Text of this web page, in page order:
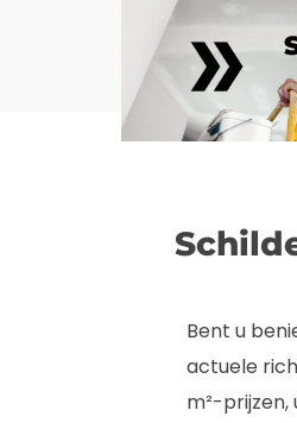
Bent u
actuele
m²-